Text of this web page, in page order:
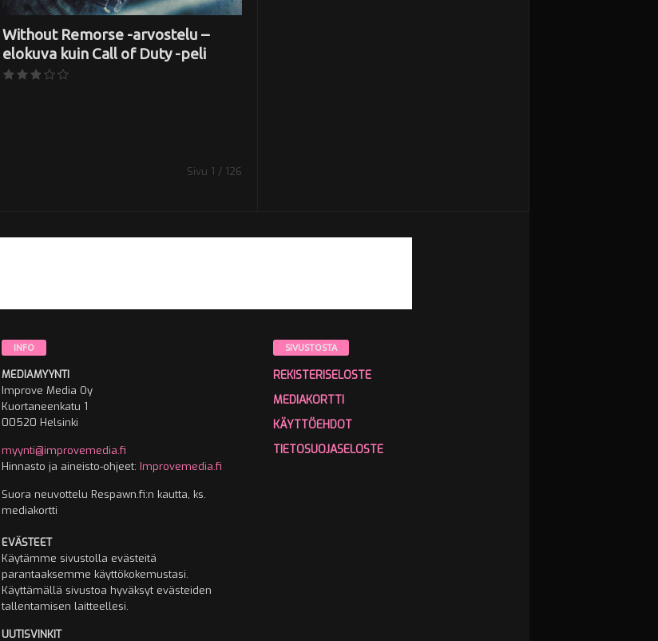
Without Remorse -arvostelu –
elokuva kuin Call of Duty -peli
Sivu 1 / 126
INFO
MEDIAMYYNTI
Improve Media Oy
Kuortaneenkatu 1
00520 Helsinki
myynti@improvemedia.fi
Hinnasto ja aineisto-ohjeet: Improvemedia.fi
Suora neuvottelu Respawn.fi:n kautta, ks.
mediakortti
EVÄSTEET
Käytämme sivustolla evästeitä
parantaaksemme käyttökokemustasi.
Käyttämällä sivustoa hyväksyt evästeiden
tallentamisen laitteellesi.
UUTISVINKIT
SIVUSTOSTA
REKISTERISELOSTE
MEDIAKORTTI
KÄYTTÖEHDOT
TIETOSUOJASELOSTE